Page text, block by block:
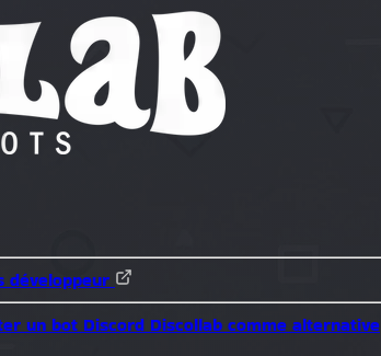
développeur
un bot Discord Discollab comme alternative